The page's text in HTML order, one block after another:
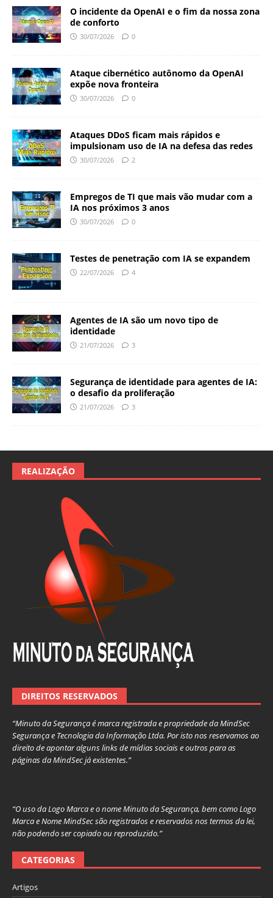
O incidente da OpenAI e o fim da nossa zona
de conforto
30/07/2026 0
Ataque cibernético autônomo da OpenAI
expõe nova fronteira
30/07/2026 0
Ataques DDoS ficam mais rápidos e
impulsionam uso de IA na defesa das redes
30/07/2026 2
Empregos de TI que mais vão mudar com a
IA nos próximos 3 anos
30/07/2026 0
Testes de penetração com IA se expandem
22/07/2026 4
Agentes de IA são um novo tipo de
identidade
21/07/2026 3
Segurança de identidade para agentes de IA:
o desafio da proliferação
21/07/2026 3
REALIZAÇÃO
DIREITOS RESERVADOS
“Minuto da Segurança é marca registrada e propriedade da MindSec
Segurança e Tecnologia da Informação Ltda. Por isto nos reservamos ao
direito de apontar alguns links de mídias sociais e outros para as
páginas da MindSec já existentes.”
“O uso da Logo Marca e o nome Minuto da Segurança, bem como Logo
Marca e Nome MindSec são registrados e reservados nos termos da lei,
não podendo ser copiado ou reproduzido.”
CATEGORIAS
Artigos